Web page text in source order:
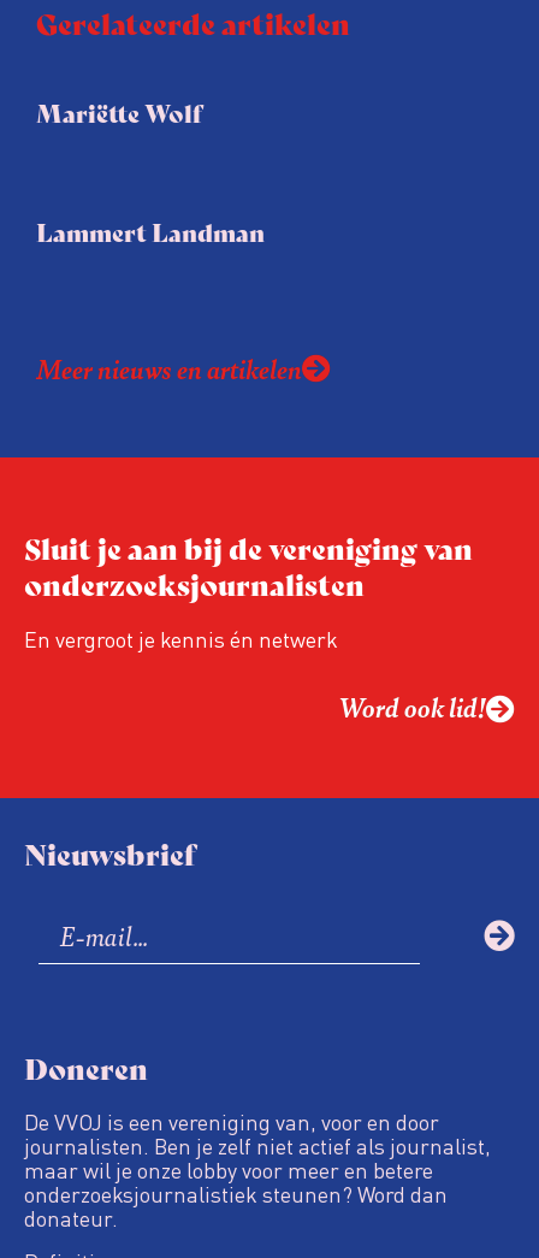
Gerelateerde artikelen
Mariëtte Wolf
Lammert Landman
Meer nieuws en artikelen
Sluit je aan bij de vereniging van
onderzoeksjournalisten
En vergroot je kennis én netwerk
Word ook lid!
Nieuwsbrief
Doneren
De VVOJ is een vereniging van, voor en door
journalisten. Ben je zelf niet actief als journalist,
maar wil je onze lobby voor meer en betere
onderzoeksjournalistiek steunen? Word dan
donateur.